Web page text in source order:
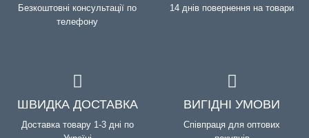
Безкоштовні консультації по
телефону
14 днів повернення на товари
ШВИДКА ДОСТАВКА
Доставка товару 1-3 дні по
ВИГІДНІ УМОВИ
Співпраця для оптових